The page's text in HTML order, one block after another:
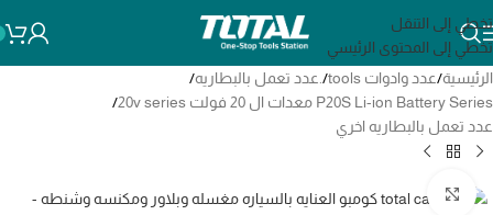
تخطي إلى التنقل
تخطي إلى المحتوى الرئيسي
الرئيسية/عدد وادوات tools / .عدد تعمل بالبطاريه/
P20S Li-ion Battery Series معدات ال 20 فولت 20v series
/
عدد تعمل بالبطاريه اخري
انقر للتكبير